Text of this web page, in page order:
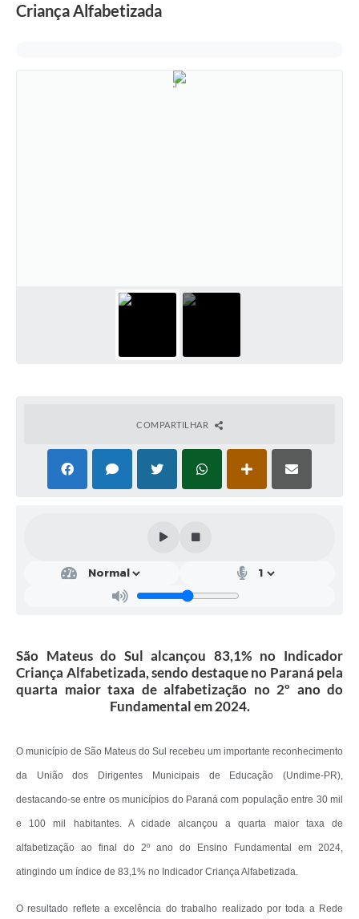
A Prefeitura
Serviço de Informação ao Cidadão
Galeria de Fotos
Audiências Públicas
Arquivos para Download
Projetos
Legislação
Logo Prefeitura de São Mateus do Sul
Criança Alfabetizada
COMPARTILHAR
São Mateus do Sul alcançou 83,1% no Indicador
Criança Alfabetizada, sendo destaque no Paraná pela
quarta maior taxa de alfabetização no 2º ano do
Fundamental em 2024.
O município de São Mateus do Sul recebeu um importante reconhecimento
da União dos Dirigentes Municipais de Educação (Undime-PR),
destacando-se entre os municípios do Paraná com população entre 30 mil
e 100 mil habitantes. A cidade alcançou a quarta maior taxa de
alfabetização ao final do 2º ano do Ensino Fundamental em 2024,
atingindo um índice de 83,1% no Indicador Criança Alfabetizada.
O resultado reflete a excelência do trabalho realizado por toda a Rede